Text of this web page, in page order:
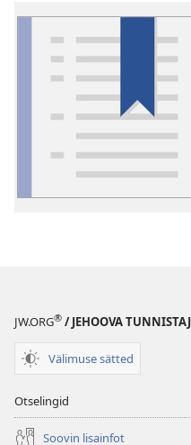
JW.ORG® / JEHOOVA
Välimuse sätted
Otselingid
Soovin lisainfot